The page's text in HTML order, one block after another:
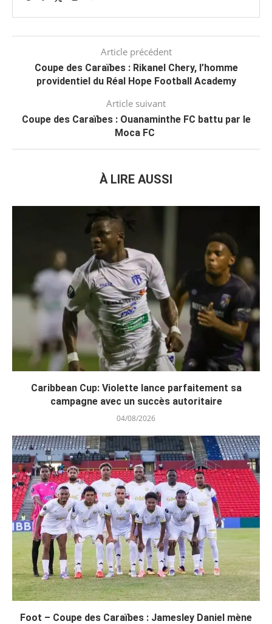
Article précédent
Coupe des Caraïbes : Rikanel Chery, l’homme
providentiel du Réal Hope Football Academy
Article suivant
Coupe des Caraïbes : Ouanaminthe FC battu par le
Moca FC
À LIRE AUSSI
Caribbean Cup: Violette lance parfaitement sa
campagne avec un succès autoritaire
04/08/2026
Foot – Coupe des Caraïbes : Jamesley Daniel mène